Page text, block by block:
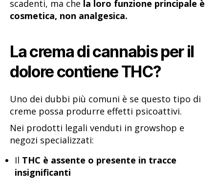
scadenti, ma che la loro funzione principale è
cosmetica, non analgesica.
La crema di cannabis per il
dolore contiene THC?
Uno dei dubbi più comuni è se questo tipo di
creme possa produrre effetti psicoattivi.
Nei prodotti legali venduti in growshop e
negozi specializzati:
Il THC è assente o presente in tracce
insignificanti